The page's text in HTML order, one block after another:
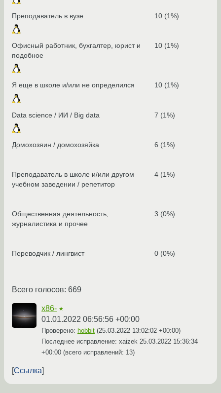
Преподаватель в вузе 10 (1%)
Офисный работник, бухгалтер, юрист и
подобное
10 (1%)
Я еще в школе и/или не определился 10 (1%)
Data science / ИИ / Big data 7 (1%)
Домохозяин / домохозяйка 6 (1%)
Преподаватель в школе и/или другом
учебном заведении / репетитор
4 (1%)
Общественная деятельность,
журналистика и прочее
3 (0%)
Переводчик / лингвист 0 (0%)
Всего голосов: 669
x86- ★
01.01.2022 06:56:56 +00:00
Проверено: hobbit (25.03.2022 13:02:02 +00:00)
Последнее исправление: xaizek 25.03.2022 15:36:34
+00:00 (всего исправлений: 13)
Ссылка